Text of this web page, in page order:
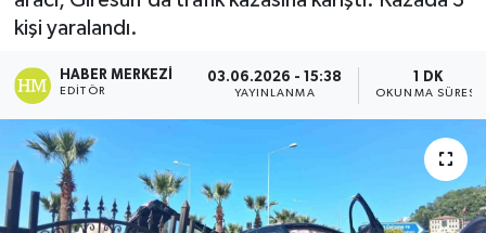
kişi yaralandı.
HABER MERKEZI
EDITÖR
03.06.2026 - 15:38
YAYINLANMA
1 DK
OKUNMA SÜRESI